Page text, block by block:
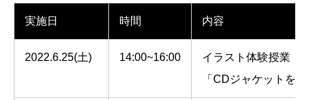
実施日 時間 内容
2022.6.25(土) 14:00~16:00
イラスト体験授業
「CDジャケットを